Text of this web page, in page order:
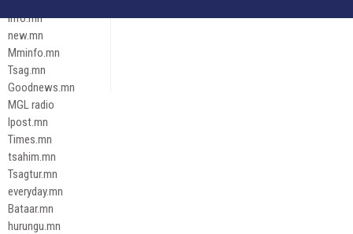
info.mn
new.mn
Mminfo.mn
Tsag.mn
Goodnews.mn
MGL radio
Ipost.mn
Times.mn
tsahim.mn
Tsagtur.mn
everyday.mn
Bataar.mn
hurungu.mn